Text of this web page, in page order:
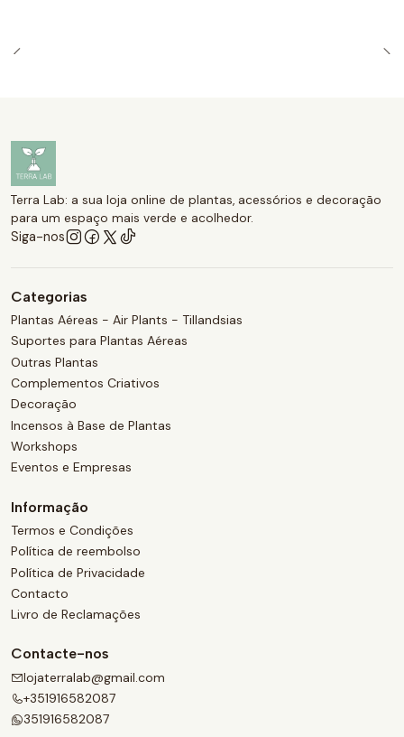
Terra Lab: a sua loja online de plantas, acessórios e decoração
para um espaço mais verde e acolhedor.
Siga-nos
Categorias
Plantas Aéreas - Air Plants - Tillandsias
Suportes para Plantas Aéreas
Outras Plantas
Complementos Criativos
Decoração
Incensos à Base de Plantas
Workshops
Eventos e Empresas
Informação
Termos e Condições
Política de reembolso
Política de Privacidade
Contacto
Livro de Reclamações
Contacte-nos
lojaterralab@gmail.com
+351916582087
351916582087